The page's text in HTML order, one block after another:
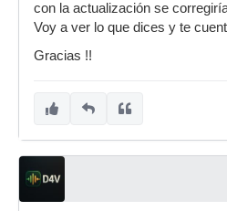
con la actualización se
Voy a ver lo que dices y te
Gracias !!